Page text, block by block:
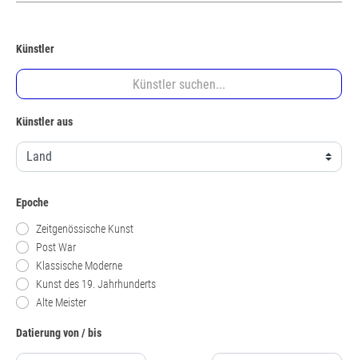
Künstler
Künstler aus
Epoche
Zeitgenössische Kunst
Post War
Klassische Moderne
Kunst des 19. Jahrhunderts
Alte Meister
Datierung von / bis